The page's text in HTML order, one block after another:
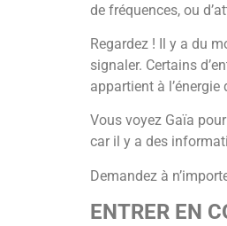
de fréquences, ou
Regardez ! Il y a du
signaler. Certains
appartient à l’énergie
Vous voyez Gaïa
car il y a des
Demandez à
ENTRER EN